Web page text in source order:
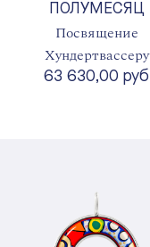
ПОЛУМЕСЯЦ
Посвящение
Хундертвассеру
63 630,00 руб